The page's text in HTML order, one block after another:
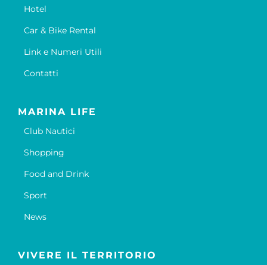
Hotel
Car & Bike Rental
Link e Numeri Utili
Contatti
MARINA LIFE
Club Nautici
Shopping
Food and Drink
Sport
News
VIVERE IL TERRITORIO